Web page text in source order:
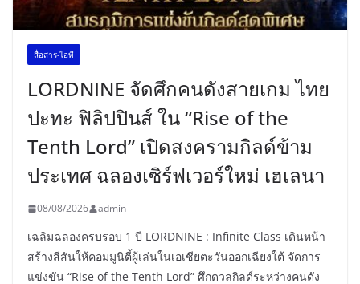
สื่อสาร-ไอที
LORDNINE จัดศึกคนดังสายเกม ไทย
ปะทะ ฟิลิปปินส์ ใน “Rise of the
Tenth Lord” เปิดสงครามกิลด์ข้าม
ประเทศ ฉลองเซิร์ฟเวอร์ใหม่ เฮเลนา
08/08/2026 admin
เฉลิมฉลองครบรอบ 1 ปี LORDNINE : Infinite Class เดินหน้า
สร้างสีสันให้คอมมูนิตี้ผู้เล่นในเอเชียตะวันออกเฉียงใต้ จัดการ
แข่งขัน “Rise of the Tenth Lord” ศึกดวลกิลด์ระหว่างคนดัง